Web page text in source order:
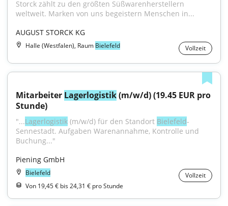
Storck zählt zu den größten Süßwarenherstellern
weltweit. Marken von uns begeistern Menschen in...
AUGUST STORCK KG
Halle (Westfalen), Raum Bielefeld Vollzeit
Mitarbeiter Lagerlogistik (m/w/d) (19.45 EUR pro
Stunde)
"...Lagerlogistik (m/w/d) für den Standort Bielefeld-
Sennestadt. Aufgaben Warenannahme, Kontrolle und
Buchung..."
Piening GmbH
Bielefeld
Vollzeit
Von 19,45 € bis 24,31 € pro Stunde